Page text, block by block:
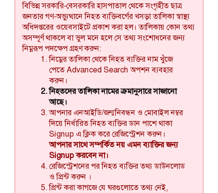
বিভিন্ন সরকারি-বেসরকারি হাসপাতাল থেকে সংগৃহীত ছাত্র
জনতার গণ-অভ্যুত্থানে নিহত ব্যক্তিবর্গের খসড়া তালিকা স্বাস্থ্য
অধিদপ্তরের ওয়েবসাইটে প্রকাশ করা হল। তালিকায় কোন তথ্য
অসম্পূর্ণ থাকলে বা ভুল মনে হলে সে তথ্য সংশোধনের জন্য
নিম্নরূপ পদক্ষেপ গ্রহণ করুন:
নিম্নের তালিকা থেকে নিহত ব্যক্তির নাম খুঁজে
পেতে Advanced Search অপশন ব্যবহার
করুন।
নিহতদের তালিকা নামের ক্রমানুসারে সাজানো
আছে।
আপনার এনআইডি/জন্মনিবন্ধন ও মোবাইল নম্বর
দিয়ে নির্ধারিত নিহত ব্যক্তির ডান পাশে থাকা
Signup এ ক্লিক করে রেজিস্ট্রেশন করুন।
আপনার সাথে সম্পর্কিত নয় এমন ব্যাক্তির জন্য
Signup করবেন না।
রেজিস্ট্রেশনের পর নিহত ব্যক্তির তথ্য ডাউনলোড
ও প্রিন্ট করুন ।
প্রিন্ট করা কাগজে যে ঘরগুলোতে তথ্য নেই,